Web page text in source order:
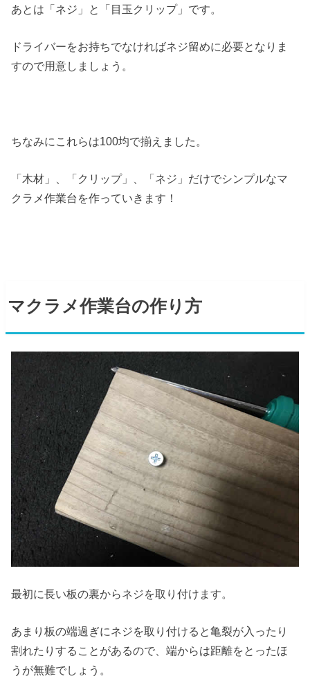
あとは「ネジ」と「目玉クリップ」です。
ドライバーをお持ちでなければネジ留めに必要となりま
すので用意しましょう。
ちなみにこれらは100均で揃えました。
「木材」、「クリップ」、「ネジ」だけでシンプルなマ
クラメ作業台を作っていきます！
マクラメ作業台の作り方
最初に長い板の裏からネジを取り付けます。
あまり板の端過ぎにネジを取り付けると亀裂が入ったり
割れたりすることがあるので、端からは距離をとったほ
うが無難でしょう。